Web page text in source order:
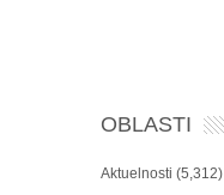
OBLASTI
Aktuelnosti (5,312)